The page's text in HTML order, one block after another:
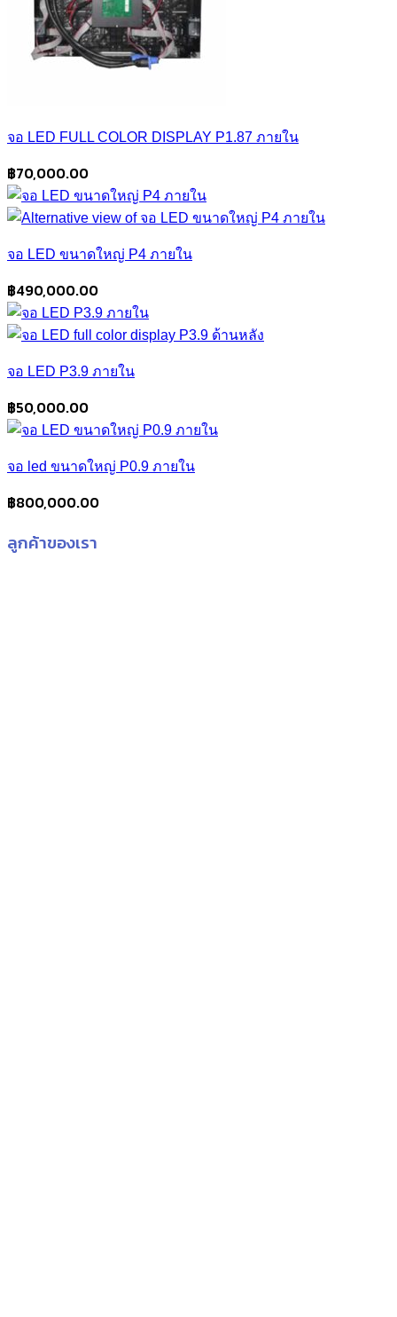
จอ LED FULL COLOR DISPLAY P1.87 ภายใน
฿70,000.00
จอ LED ขนาดใหญ่ P4 ภายใน
฿490,000.00
จอ LED P3.9 ภายใน
฿50,000.00
จอ led ขนาดใหญ่ P0.9 ภายใน
฿800,000.00
ลูกค้าของเรา